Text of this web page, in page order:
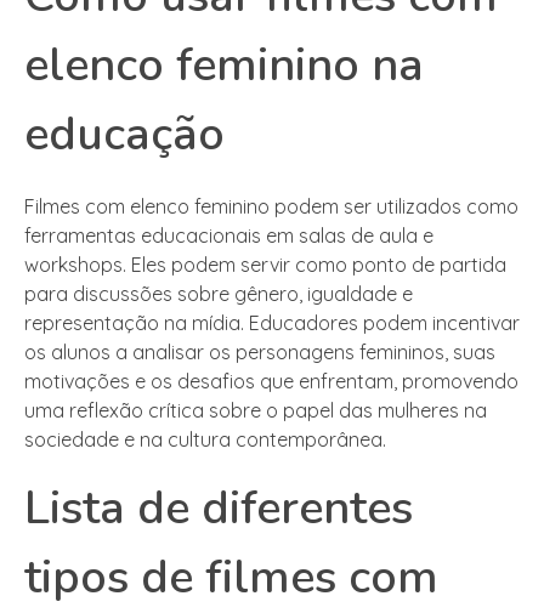
elenco feminino na
educação
Filmes com elenco feminino podem ser utilizados como
ferramentas educacionais em salas de aula e
workshops. Eles podem servir como ponto de partida
para discussões sobre gênero, igualdade e
representação na mídia. Educadores podem incentivar
os alunos a analisar os personagens femininos, suas
motivações e os desafios que enfrentam, promovendo
uma reflexão crítica sobre o papel das mulheres na
sociedade e na cultura contemporânea.
Lista de diferentes
tipos de filmes com